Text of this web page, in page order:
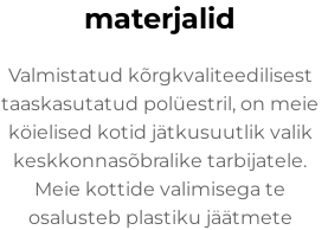
materjalid
Valmistatud kõrgkvaliteedilisest
taaskasutatud polüestril, on meie
köielised kotid jätkusuutlik valik
keskkonnasõbralike tarbijatele.
Meie kottide valimisega te
osalusteb plastiku jäätmete